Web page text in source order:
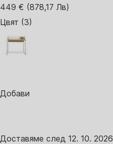
449 € (878,17 Лв)
Цвят (3)
Добави
Доставяме след 12. 10. 2026